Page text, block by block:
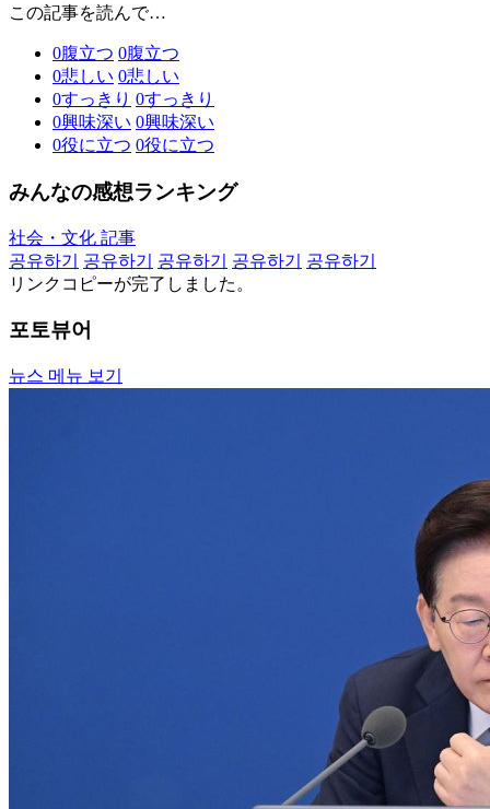
この記事を読んで…
0腹立つ 0腹立つ
0悲しい 0悲しい
0すっきり 0すっきり
0興味深い 0興味深い
0役に立つ 0役に立つ
みんなの感想ランキング
社会・文化 記事
공유하기
공유하기 공유하기 공유하기
공유하기
リンクコピーが完了しました。
포토뷰어
뉴스 메뉴 보기